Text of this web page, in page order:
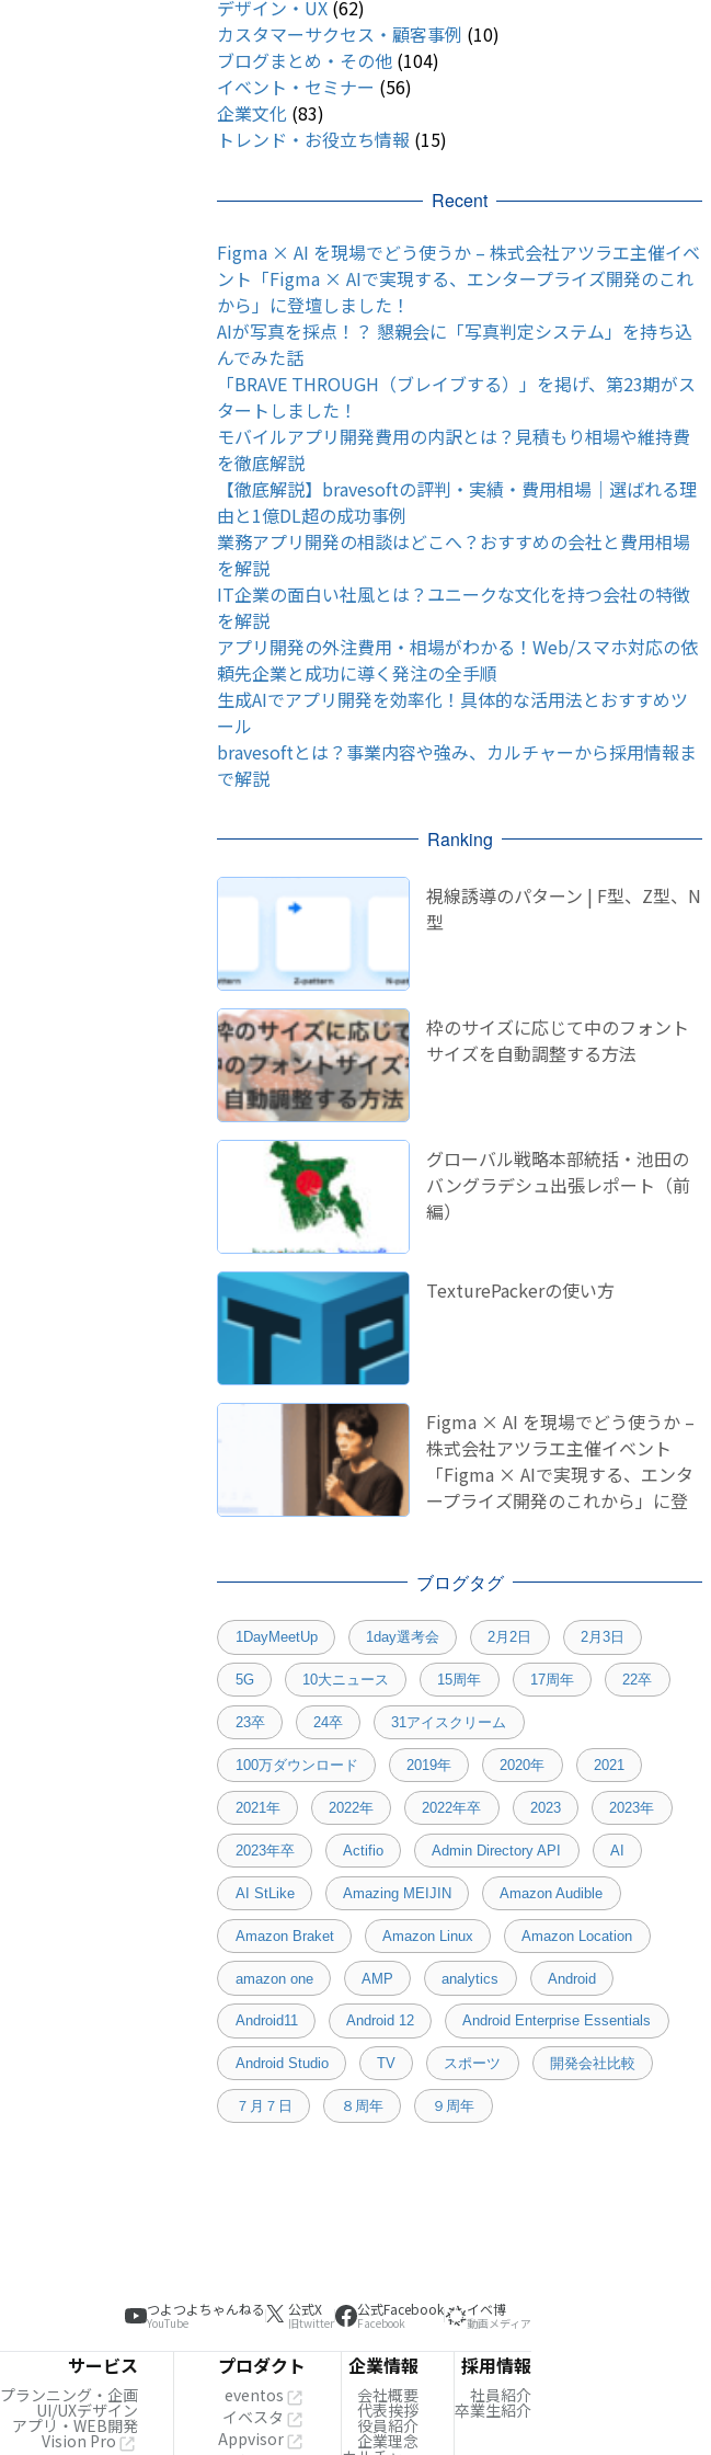
デザイン・UX (62)
カスタマーサクセス・顧客事例 (10)
ブログまとめ・その他 (104)
イベント・セミナー (56)
企業文化 (83)
トレンド・お役立ち情報 (15)
Recent
Figma × AI を現場でどう使うか – 株式会社アツラエ主催イベ
ント「Figma × AIで実現する、エンタープライズ開発のこれ
から」に登壇しました！
AIが写真を採点！？ 懇親会に「写真判定システム」を持ち込
んでみた話
「BRAVE THROUGH（ブレイブする）」を掲げ、第23期がス
タートしました！
モバイルアプリ開発費用の内訳とは？見積もり相場や維持費
を徹底解説
【徹底解説】bravesoftの評判・実績・費用相場｜選ばれる理
由と1億DL超の成功事例
業務アプリ開発の相談はどこへ？おすすめの会社と費用相場
を解説
IT企業の面白い社風とは？ユニークな文化を持つ会社の特徴
を解説
アプリ開発の外注費用・相場がわかる！Web/スマホ対応の依
頼先企業と成功に導く発注の全手順
生成AIでアプリ開発を効率化！具体的な活用法とおすすめツ
ール
bravesoftとは？事業内容や強み、カルチャーから採用情報ま
で解説
Ranking
視線誘導のパターン | F型、Z型、N
型
枠のサイズに応じて中のフォント
サイズを自動調整する方法
グローバル戦略本部統括・池田の
バングラデシュ出張レポート（前
編）
TexturePackerの使い方
Figma × AI を現場でどう使うか –
株式会社アツラエ主催イベント
「Figma × AIで実現する、エンタ
ープライズ開発のこれから」に登
ブログタグ
1DayMeetUp 1day選考会 2月2日 2月3日
5G 10大ニュース 15周年 17周年 22卒
23卒 24卒 31アイスクリーム
100万ダウンロード 2019年 2020年 2021
2021年 2022年 2022年卒 2023 2023年
2023年卒 Actifio Admin Directory API AI
AI StLike Amazing MEIJIN Amazon Audible
Amazon Braket Amazon Linux Amazon Location
amazon one AMP analytics Android
Android11 Android 12 Android Enterprise Essentials
Android Studio TV スポーツ 開発会社比較
７月７日 ８周年 ９周年
つよつよちゃんねる
YouTube
公式X
旧twitter
公式Facebook
Facebook
イベ博
動画メディア
サービス
プランニング・企画
UI/UXデザイン
アプリ・WEB開発
Vision Pro
プロダクト
eventos
イベスタ
Appvisor
企業情報
会社概要
代表挨拶
役員紹介
企業理念
採用情報
社員紹介
卒業生紹介